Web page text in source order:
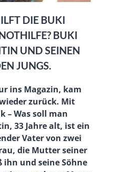
DIE BUKI
BUKI
UND SEINEN
JUNGS.
ins Magazin, kam
zurück. Mit
– Was soll man
33 Jahre alt, ist ein
Vater von zwei
die Mutter seiner
ihn und seine Söhne